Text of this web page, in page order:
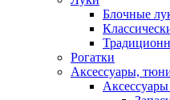
Блочные
Рогатки
Аксессуары,
Аксессуары